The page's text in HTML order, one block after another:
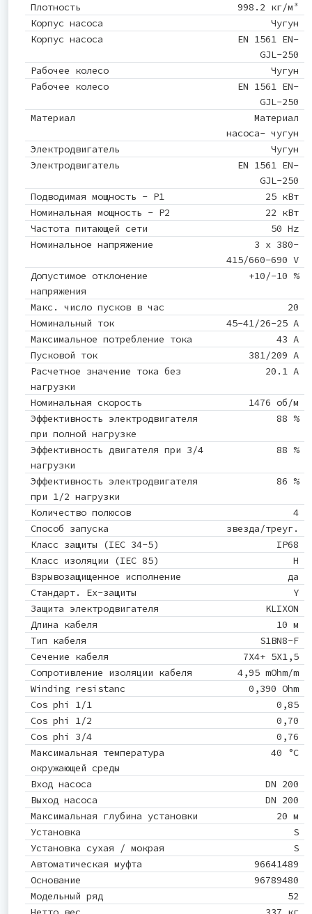
Плотность
998.2 кг/м³
Корпус насоса
Чугун
Корпус насоса
EN 1561 EN-
GJL-250
Рабочее колесо
Чугун
Рабочее колесо
EN 1561 EN-
GJL-250
Материал
Материал
насоса- чугун
Электродвигатель
Чугун
Электродвигатель
EN 1561 EN-
GJL-250
Подводимая мощность - P1
25 кВт
Номинальная мощность - P2
22 кВт
Частота питающей сети
50 Hz
Номинальное напряжение
3 x 380-
415/660-690 V
Допустимое отклонение
напряжения
+10/-10 %
Макс. число пусков в час
20
Номинальный ток
45-41/26-25 A
Максимальное потребление тока
43 A
Пусковой ток
381/209 A
Расчетное значение тока без
нагрузки
20.1 A
Номинальная скорость
1476 об/м
Эффективность электродвигателя
при полной нагрузке
88 %
Эффективность двигателя при 3/4
нагрузки
88 %
Эффективность электродвигателя
при 1/2 нагрузки
86 %
Количество полюсов
4
Способ запуска
звезда/треуг.
Класс защиты (IEC 34-5)
IP68
Класс изоляции (IEC 85)
H
Взрывозащищенное исполнение
да
Стандарт. Ex-защиты
Y
Защита электродвигателя
KLIXON
Длина кабеля
10 м
Тип кабеля
S1BN8-F
Сечение кабеля
7X4+ 5X1,5
Сопротивление изоляции кабеля
4,95 mOhm/m
Winding resistanc
0,390 Ohm
Cos phi 1/1
0,85
Cos phi 1/2
0,70
Cos phi 3/4
0,76
Максимальная температура
окружающей среды
40 °C
Вход насоса
DN 200
Выход насоса
DN 200
Максимальная глубина установки
20 м
Установка
S
Установка сухая / мокрая
S
Автоматическая муфта
96641489
Основание
96789480
Модельный ряд
52